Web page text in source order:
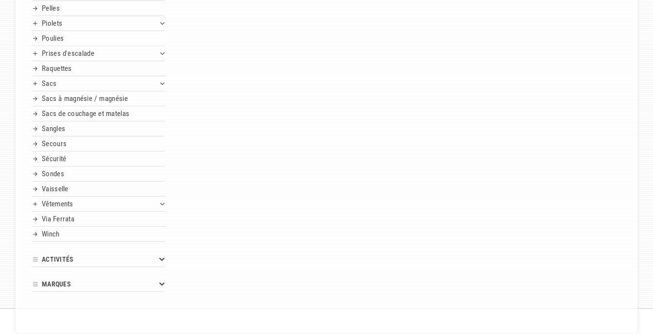
Pelles
Piolets
Poulies
Prises d'escalade
Raquettes
Sacs
Sacs à magnésie / magnésie
Sacs de couchage et matelas
Sangles
Secours
Sécurité
Sondes
Vaisselle
Vêtements
Via Ferrata
Winch
ACTIVITÉS
MARQUES